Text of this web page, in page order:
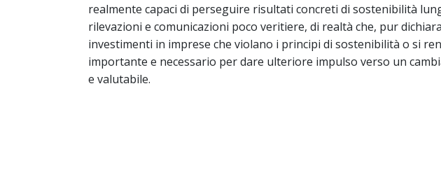
realmente capaci di perseguire risultati concreti di sostenibilità
rilevazioni e comunicazioni poco veritiere, di realtà che, pur
investimenti in imprese che violano i principi di sostenibilità o si
importante e necessario per dare ulteriore impulso verso un
e valutabile.